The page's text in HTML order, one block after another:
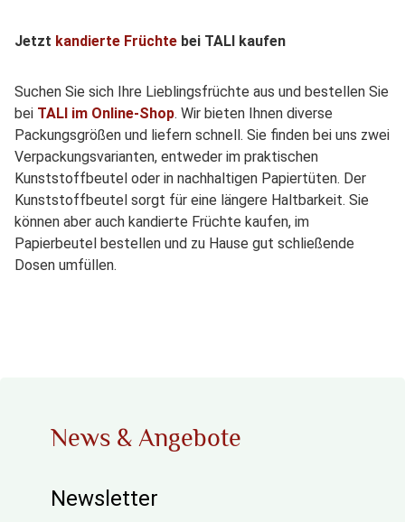
Jetzt kandierte Früchte bei TALI kaufen
Suchen Sie sich Ihre Lieblingsfrüchte aus und bestellen Sie
bei TALI im Online-Shop. Wir bieten Ihnen diverse
Packungsgrößen und liefern schnell. Sie finden bei uns zwei
Verpackungsvarianten, entweder im praktischen
Kunststoffbeutel oder in nachhaltigen Papiertüten. Der
Kunststoffbeutel sorgt für eine längere Haltbarkeit. Sie
können aber auch kandierte Früchte kaufen, im
Papierbeutel bestellen und zu Hause gut schließende
Dosen umfüllen.
News & Angebote
Newsletter